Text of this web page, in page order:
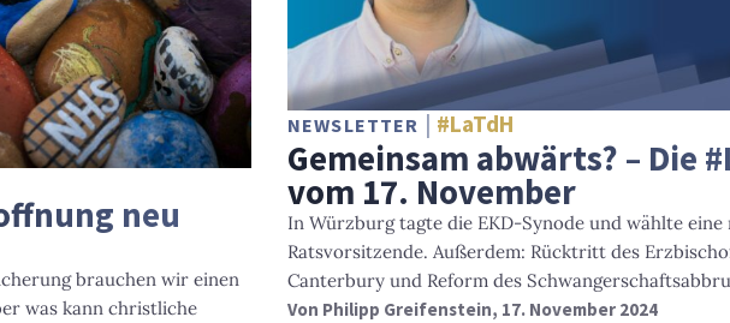
neu
brauchen wir einen
was kann christliche
NEWSLETTER #LaTdH
Gemeinsam abwärts? – Die
vom 17. November
In Würzburg tagte die EKD-Synode und wählte eine
Ratsvorsitzende. Außerdem: Rücktritt des
Canterbury und Reform des
Von Philipp Greifenstein, 17. November 2024